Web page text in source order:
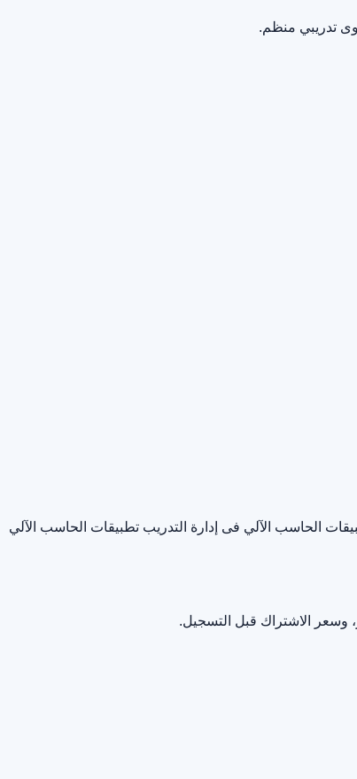
تدريبي منظم.
الحاسب الآلي فى إدارة التدريب تطبيقات الحاسب الآلي
وسعر الاشتراك قبل التسجيل.